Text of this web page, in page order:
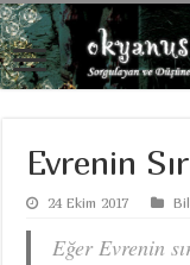
Evrenin
24 Ekim 2017
Eğer Evrenin